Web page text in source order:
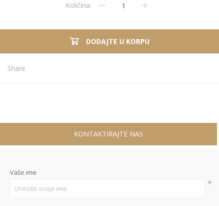
Količina:
DODAJTE U KORPU
Share
KONTAKTIRAJTE NAS
Vaše ime
*